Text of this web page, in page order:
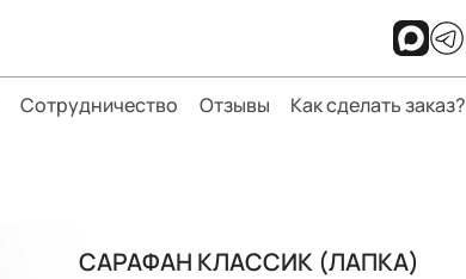
Сотрудничество Отзывы Как сделать заказ?
САРАФАН КЛАССИК (ЛАПКА)